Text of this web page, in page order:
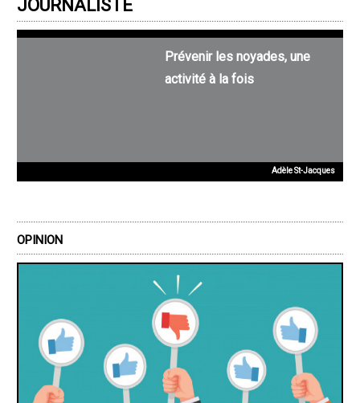
JOURNALISTE
Prévenir les noyades, une
activité à la fois
Adèle St-Jacques
OPINION